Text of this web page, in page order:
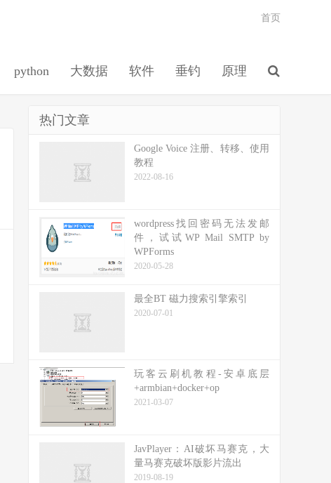
python 大数据 软件 垂钓 原理
首页
热门文章
Google Voice 注册、转移、使用
教程
2022-08-16
wordpress找回密码无法发邮
件，试试WP Mail SMTP by
WPForms
2020-05-28
最全BT 磁力搜索引擎索引
2020-07-01
玩客云刷机教程-安卓底层
+armbian+docker+op
2021-03-07
JavPlayer：AI破坏马赛克，大
量马赛克破坏版影片流出
2019-08-19